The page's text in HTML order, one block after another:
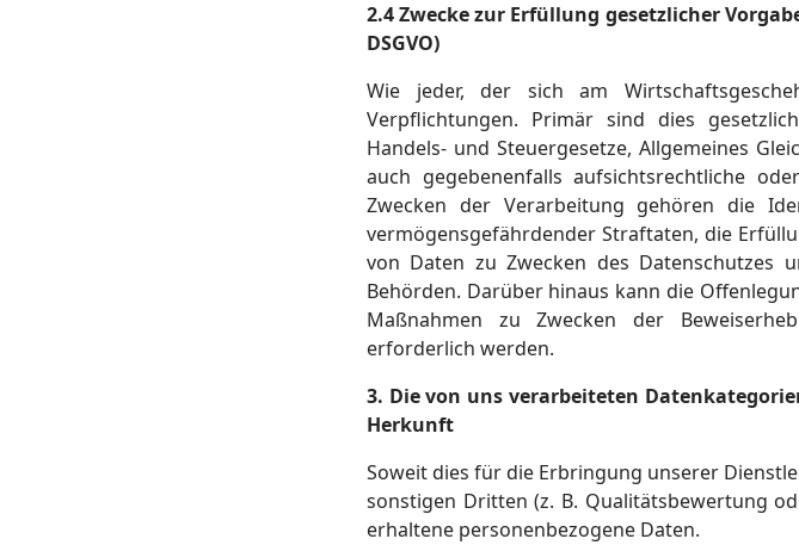
2.4 Zwecke zur Erfüllung gesetzlicher
DSGVO)
Wie jeder, der sich am
Verpflichtungen. Primär sind dies
Handels- und Steuergesetze, Allgemeines
auch gegebenenfalls aufsichtsrechtliche
Zwecken der Verarbeitung gehören die
vermögensgefährdender Straftaten, die
von Daten zu Zwecken des Datenschutzes
Behörden. Darüber hinaus kann die
Maßnahmen zu Zwecken der
erforderlich werden.
3. Die von uns verarbeiteten
Herkunft
Soweit dies für die Erbringung unserer
sonstigen Dritten (z. B. Qualitätsbewertung
erhaltene personenbezogene Daten.